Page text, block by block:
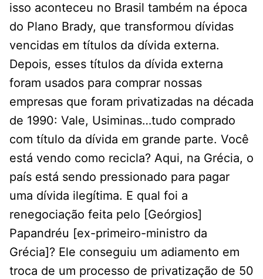
isso aconteceu no Brasil também na época
do Plano Brady, que transformou dívidas
vencidas em títulos da dívida externa.
Depois, esses títulos da dívida externa
foram usados para comprar nossas
empresas que foram privatizadas na década
de 1990: Vale, Usiminas…tudo comprado
com título da dívida em grande parte. Você
está vendo como recicla? Aqui, na Grécia, o
país está sendo pressionado para pagar
uma dívida ilegítima. E qual foi a
renegociação feita pelo [Geórgios]
Papandréu [ex-primeiro-ministro da
Grécia]? Ele conseguiu um adiamento em
troca de um processo de privatização de 50